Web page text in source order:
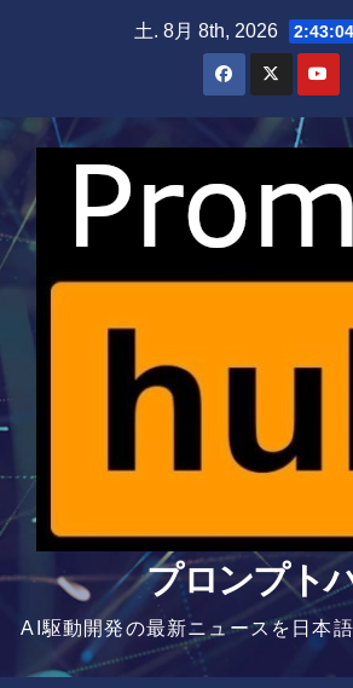
土. 8月 8th, 2026
プロンプト
AI駆動開発の最新ニュースを日本